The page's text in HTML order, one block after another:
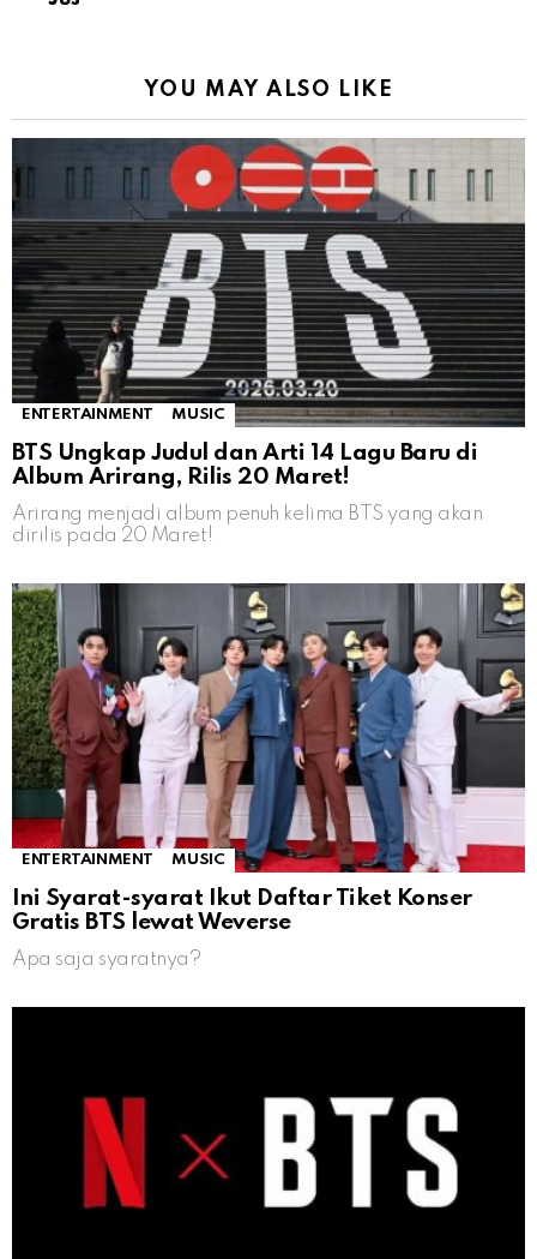
YOU MAY ALSO LIKE
ENTERTAINMENT MUSIC
BTS Ungkap Judul dan Arti 14 Lagu Baru di
Album Arirang, Rilis 20 Maret!
Arirang menjadi album penuh kelima BTS yang akan
dirilis pada 20 Maret!
ENTERTAINMENT MUSIC
Ini Syarat-syarat Ikut Daftar Tiket Konser
Gratis BTS lewat Weverse
Apa saja syaratnya?